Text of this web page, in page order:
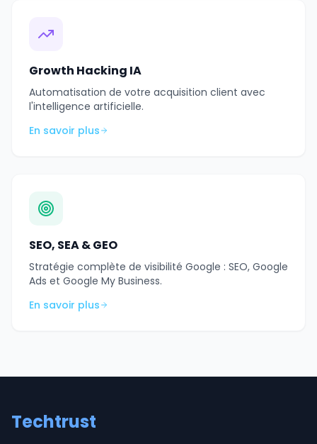
Growth Hacking IA
Automatisation de votre acquisition client avec
l'intelligence artificielle.
En savoir plus
SEO, SEA & GEO
Stratégie complète de visibilité Google : SEO, Google
Ads et Google My Business.
En savoir plus
Techtrust